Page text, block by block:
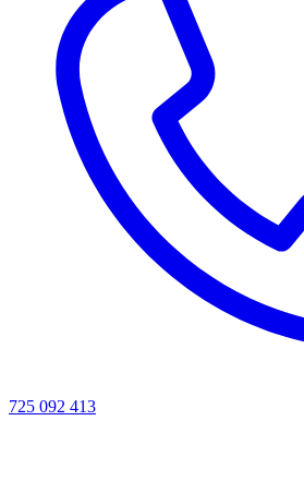
725 092 413